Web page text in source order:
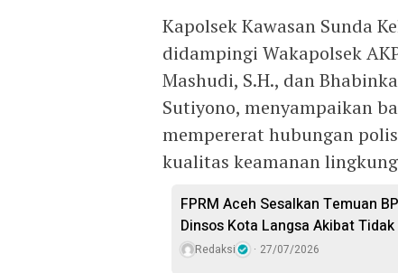
Kapolsek Kawasan Sunda
didampingi Wakapolsek
Mashudi, S.H., dan
Sutiyono, menyampaikan
mempererat hubungan
kualitas keamanan
FPRM Aceh Sesalkan Temuan
Dinsos Kota Langsa Akibat
Redaksi 27/07/2026